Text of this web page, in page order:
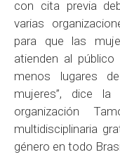
con cita previa
varias
para que las
atienden al
menos lugares
mujeres”, dice la
organización
multidisciplinaria
género en todo